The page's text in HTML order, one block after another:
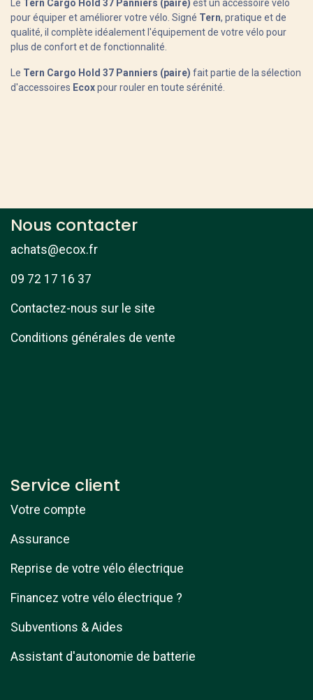
Le Tern Cargo Hold 37 Panniers (paire) est un accessoire vélo
pour équiper et améliorer votre vélo. Signé Tern, pratique et de
qualité, il complète idéalement l'équipement de votre vélo pour
plus de confort et de fonctionnalité.
Le Tern Cargo Hold 37 Panniers (paire) fait partie de la sélection
d'accessoires Ecoxpour rouler en toute sérénité.
Nous contacter
achats@ecox.fr
09 72 17 16 37
Contactez-nous sur le site
Conditions générales de vente
Service client
Votre compte
Assurance
Reprise de votre vélo électrique
Financez votre vélo électrique ?
Subventions & Aides
Assistant d'autonomie de batterie